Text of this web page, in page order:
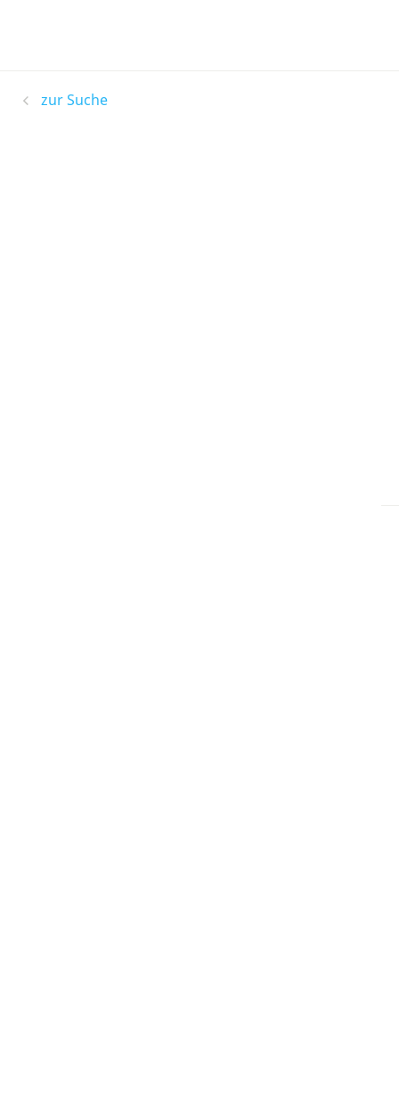
zur Suche